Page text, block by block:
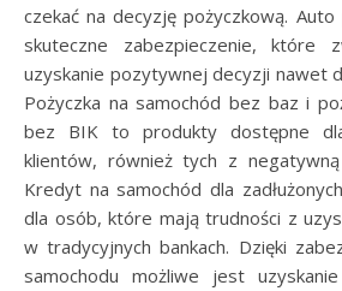
czekać na decyzję pożyczkową.
skuteczne zabezpieczenie, które
uzyskanie pozytywnej decyzji nawet
Pożyczka na samochód bez baz i
bez BIK to produkty dostępne
klientów, również tych z
Kredyt na samochód dla
dla osób, które mają trudności z
w tradycyjnych bankach. Dzięki
samochodu możliwe jest